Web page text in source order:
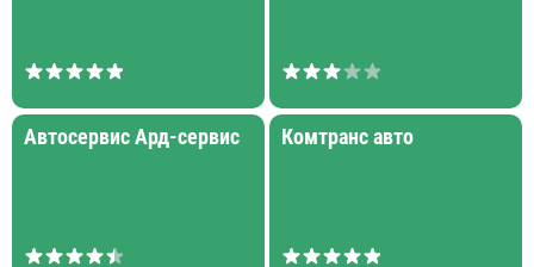
Автосервис Ард-сервис Комтранс авто